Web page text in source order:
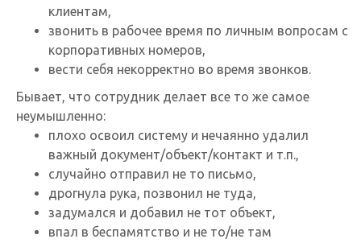
клиентам,
звонить в рабочее время по личным вопросам с
корпоративных номеров,
вести себя некорректно во время звонков.
Бывает, что сотрудник делает все то же самое
неумышленно:
плохо освоил систему и нечаянно удалил
важный документ/объект/контакт и т.п.,
случайно отправил не то письмо,
дрогнула рука, позвонил не туда,
задумался и добавил не тот объект,
впал в беспамятство и не то/не там